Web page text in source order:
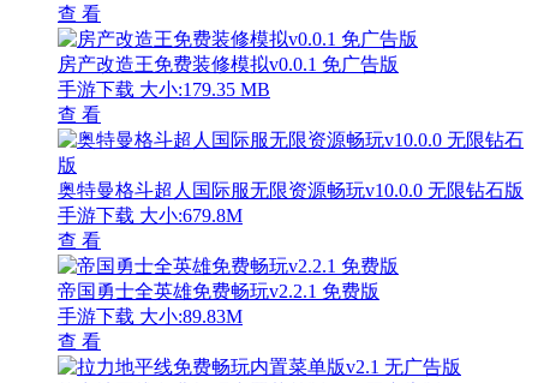
查 看
房产改造王免费装修模拟v0.0.1 免广告版
手游下载 大小:179.35 MB
查 看
奥特曼格斗超人国际服无限资源畅玩v10.0.0 无限钻石版
手游下载 大小:679.8M
查 看
帝国勇士全英雄免费畅玩v2.2.1 免费版
手游下载 大小:89.83M
查 看